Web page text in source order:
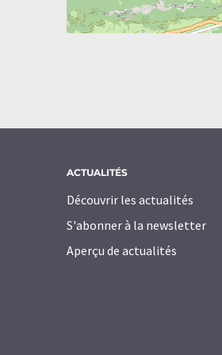
ACTUALITÉS
Découvrir les actualités
S'abonner à la newsletter
Aperçu de actualités